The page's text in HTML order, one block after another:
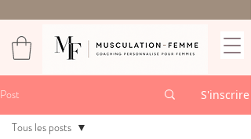
Post S'inscrire
Tous les posts